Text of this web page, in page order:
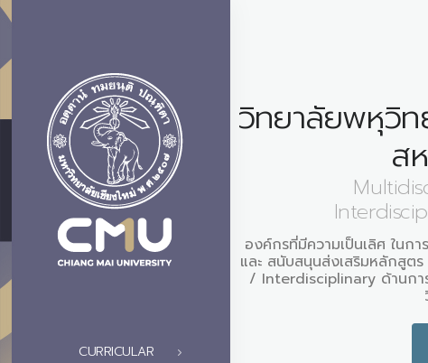
CURRICULAR
วิทยาลัยพหุวิท
ส
องค์กรที่มีความเป็นเลิศ ในก
และ สนับสนุนส่งเสริมหลักสูต
/ Interdisciplinary ด้านกา